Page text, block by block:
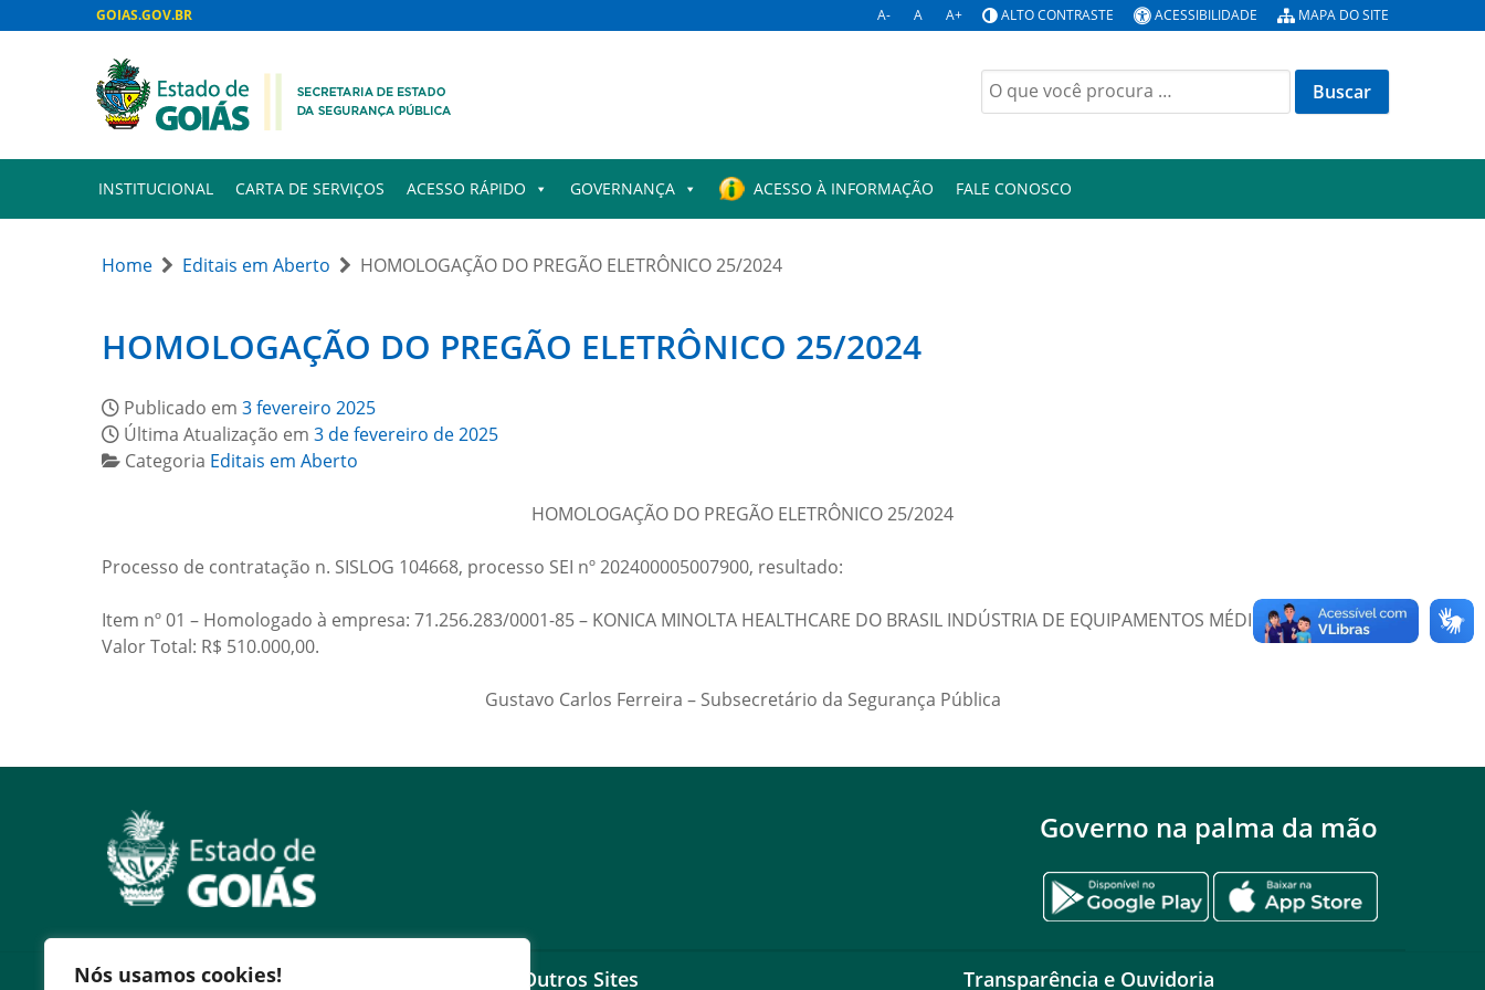
Nós usamos cookies!
GOIAS.GOV.BR A- A A+ ALTO CONTRASTE ACESSIBILIDADE MAPA DO SITE
Buscar
por:
INSTITUCIONAL CARTA DE SERVIÇOS ACESSO RÁPIDO GOVERNANÇA ACESSO À INFORMAÇÃO FALE CONOSCO
Home Editais em Aberto HOMOLOGAÇÃO DO PREGÃO ELETRÔNICO 25/2024
HOMOLOGAÇÃO DO PREGÃO ELETRÔNICO 25/2024
Publicado em 3 fevereiro 2025
Última Atualização em 3 de fevereiro de 2025
Categoria Editais em Aberto
HOMOLOGAÇÃO DO PREGÃO ELETRÔNICO 25/2024
Processo de contratação n. SISLOG 104668, processo SEI nº 202400005007900, resultado:
Item nº 01 – Homologado à empresa: 71.256.283/0001-85 – KONICA MINOLTA HEALTHCARE DO BRASIL INDÚSTRIA DE EQUIPAMENTOS MÉDICOS LTDA.
Valor Total: R$ 510.000,00.
Gustavo Carlos Ferreira – Subsecretário da Segurança Pública
Governo na palma da mão
Serviços Outros Sites Transparência e Ouvidoria